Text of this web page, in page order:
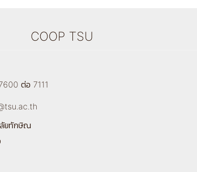
COOP TSU
ต่อ 7111
ลัยทักษิณ